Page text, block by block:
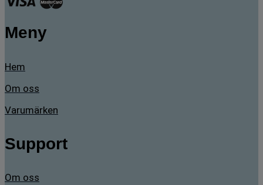
Meny
Hem
Om oss
Varumärken
Support
Om oss